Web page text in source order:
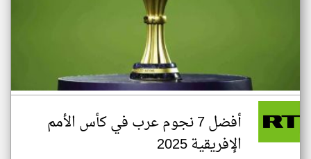
أفضل 7 نجوم عرب في كأس الأمم
الإفريقية 2025